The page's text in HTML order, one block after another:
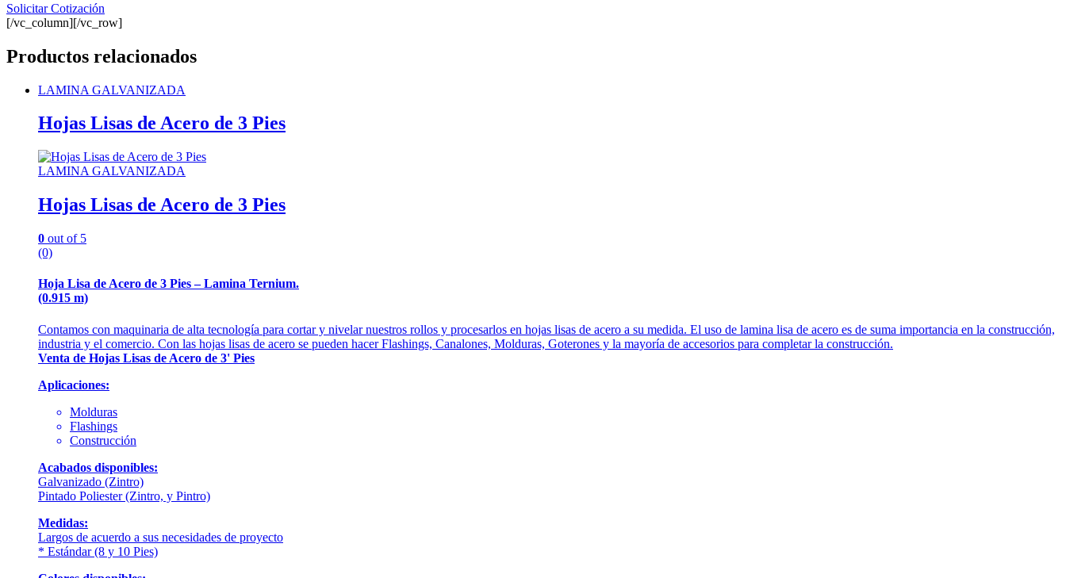
Solicitar Cotización
[/vc_column][/vc_row]
Productos relacionados
LAMINA GALVANIZADA
Hojas Lisas de Acero de 3 Pies
LAMINA GALVANIZADA
Hojas Lisas de Acero de 3 Pies
0 out of 5
(0)
Hoja Lisa de Acero de 3 Pies – Lamina Ternium.
(0.915 m)
Contamos con maquinaria de alta tecnología para cortar y nivelar nuestros rollos y procesarlos en hojas lisas de acero a su medida. El uso de lamina lisa de acero es de suma importancia en la construcción,
industria y el comercio. Con las hojas lisas de acero se pueden hacer Flashings, Canalones, Molduras, Goterones y la mayoría de accesorios para completar la construcción.
Venta de Hojas Lisas de Acero de 3' Pies
Aplicaciones:
Molduras
Flashings
Construcción
Acabados disponibles:
Galvanizado (Zintro)
Pintado Poliester (Zintro, y Pintro)
Medidas:
Largos de acuerdo a sus necesidades de proyecto
* Estándar (8 y 10 Pies)